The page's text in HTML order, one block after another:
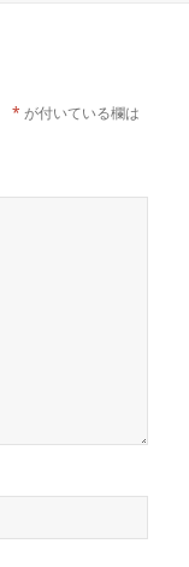
* が付いている欄は